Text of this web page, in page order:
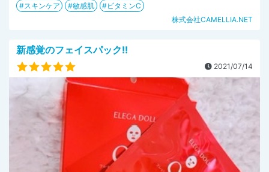
スキンケア 敏感肌
ビタミンC
株式会社CAMELLIA.NET
新感覚のフェイスパック!!
2021/07/14